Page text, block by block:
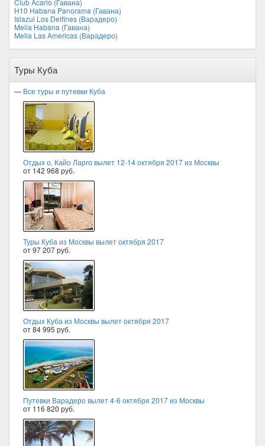
Club Acario (Гавана)
H10 Habana Panorama (Гавана)
Islazul Los Delfines (Варадеро)
Melia Habana (Гавана)
Melia Las Americas (Варадеро)
Туры Куба
— Все туры и путевки Куба
Отдых о. Кайо Ларго вылет 12-14 октября 2017 из Москвы
от 142 968 руб.
Туры Куба из Москвы вылет октября 2017
от 97 207 руб.
Отдых Куба из Москвы вылет октября 2017
от 84 995 руб.
Путевки Варадеро вылет 4-6 октября 2017 из Москвы
от 116 820 руб.